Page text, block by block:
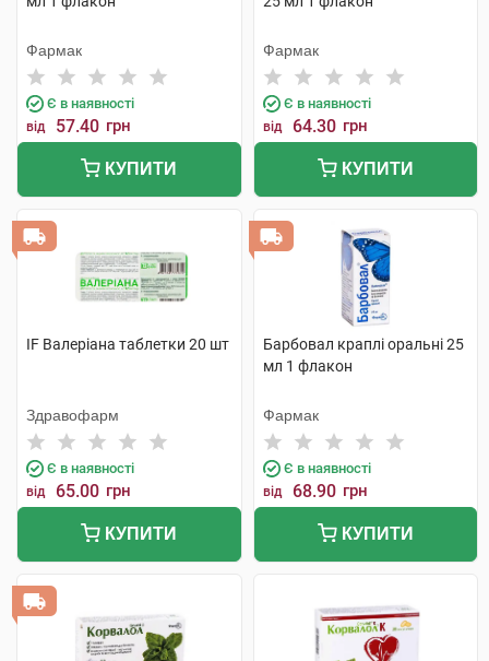
Фармак
Є в наявності
від 57.40 грн
КУПИТИ
Фармак
Є в наявності
від 64.30 грн
КУПИТИ
IF Валеріана таблетки 20 шт
Здравофарм
Є в наявності
від 65.00 грн
КУПИТИ
Барбовал краплі оральні 25
мл 1 флакон
Фармак
Є в наявності
від 68.90 грн
КУПИТИ